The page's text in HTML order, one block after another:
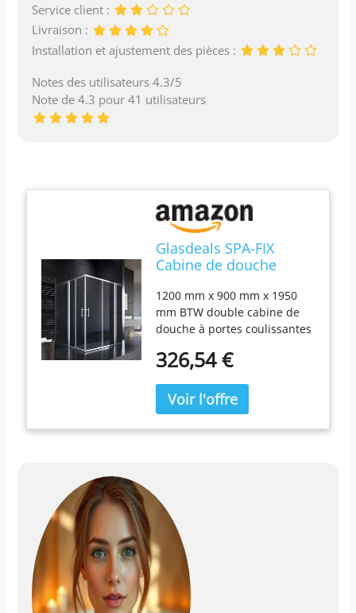
Service client :
Livraison :
Installation et ajustement des pièces :
Notes des utilisateurs 4.3/5
Note de 4.3 pour 41 utilisateurs
Glasdeals SPA-FIX
Cabine de douche
coulissante en verre 90
x 90 cm,
120*90*195cm ohne
Duschtasse
1200 mm x 900 mm x 1950
mm BTW double cabine de
douche à portes coulissantes
selon la norme BS EN 12150
l'accès de 380 mm Garantie
12 ans après achat
Attention.: sans receveur de
326,54 €